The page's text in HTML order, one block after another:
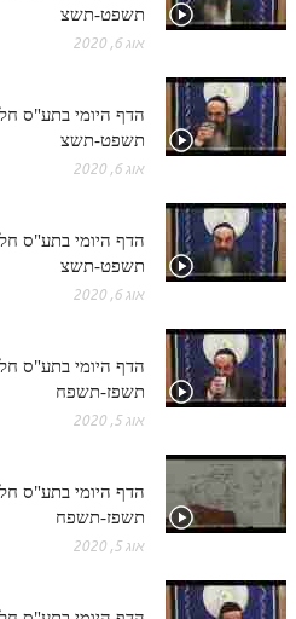
תשפט-תשצ
אוג 6, 2020
תשפט-תשצ
אוג 6, 2020
תשפט-תשצ
אוג 6, 2020
תשפז-תשפח
אוג 5, 2020
תשפז-תשפח
אוג 5, 2020